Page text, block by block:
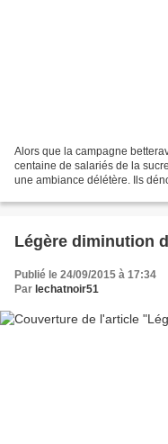
Alors que la campagne
centaine de salariés de la
une ambiance délétère. Ils
Légère diminution
Publié le 24/09/2015 à 17:34
Par lechatnoir51